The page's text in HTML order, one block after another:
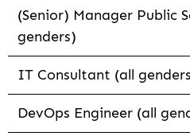
(Senior) Manager Public
genders)
IT Consultant (all
DevOps Engineer (all